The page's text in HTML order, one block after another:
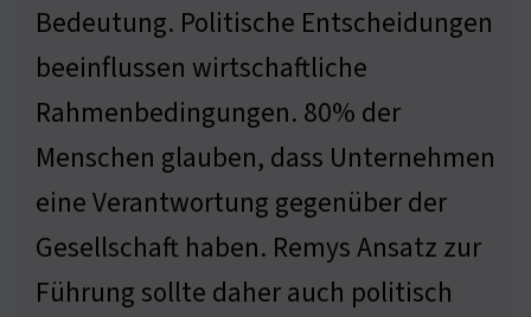
Bedeutung. Politische Entscheidungen
beeinflussen wirtschaftliche
Rahmenbedingungen. 80% der
Menschen glauben, dass Unternehmen
eine Verantwortung gegenüber der
Gesellschaft haben. Remys Ansatz zur
Führung sollte daher auch politisch